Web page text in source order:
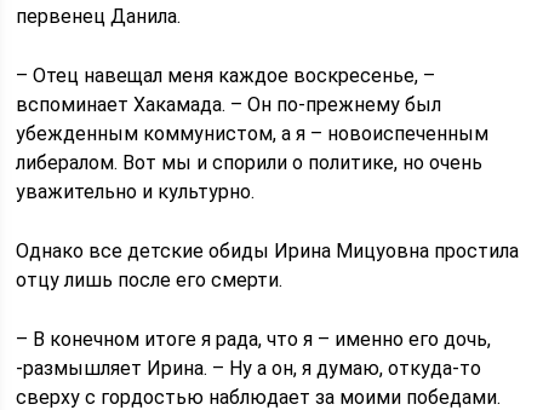
первенец Данила.
– Отец навещал меня каждое воскресенье, –
вспоминает Хакамада. – Он по-прежнему был
убежденным коммунистом, а я – новоиспеченным
либералом. Вот мы и спорили о политике, но очень
уважительно и культурно.
Однако все детские обиды Ирина Мицуовна простила
отцу лишь после его смерти.
– В конечном итоге я рада, что я – именно его дочь,
-размышляет Ирина. – Ну а он, я думаю, откуда-то
сверху с гордостью наблюдает за моими победами.